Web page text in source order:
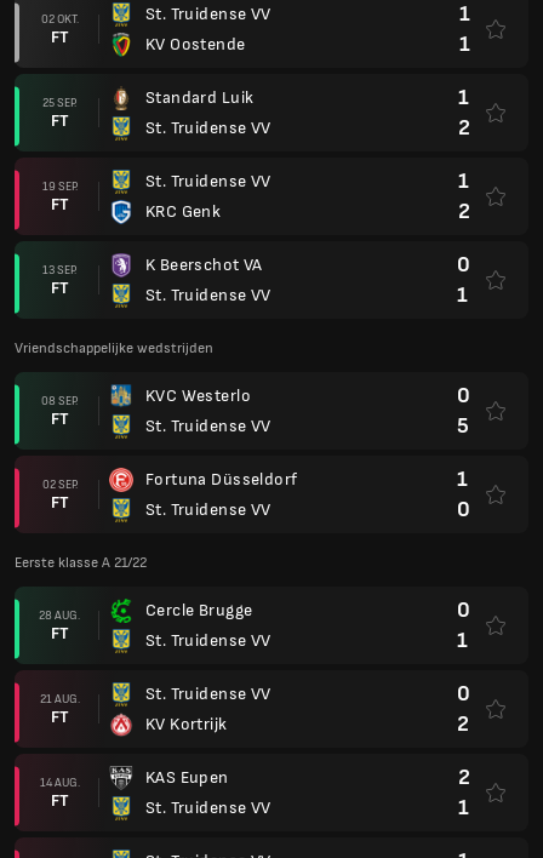
02 OKT.
FT
St. Truidense VV
KV Oostende
1
1
25 SEP.
FT
Standard Luik
St. Truidense VV
1
2
19 SEP.
FT
St. Truidense VV
KRC Genk
1
2
13 SEP.
FT
K Beerschot VA
St. Truidense VV
0
1
Vriendschappelijke wedstrijden
08 SEP.
FT
KVC Westerlo
St. Truidense VV
0
5
02 SEP.
FT
Fortuna Düsseldorf
St. Truidense VV
1
0
Eerste klasse A 21/22
28 AUG.
FT
Cercle Brugge
St. Truidense VV
0
1
21 AUG.
FT
St. Truidense VV
KV Kortrijk
0
2
14 AUG.
FT
KAS Eupen
St. Truidense VV
2
1